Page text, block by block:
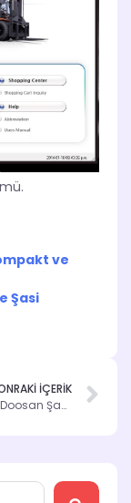
ve
Şasi
İÇERİK
Doosan EPC: Doosan Şasi Sorgulama ile Parça Bilgilerine Hızla Ulaşın